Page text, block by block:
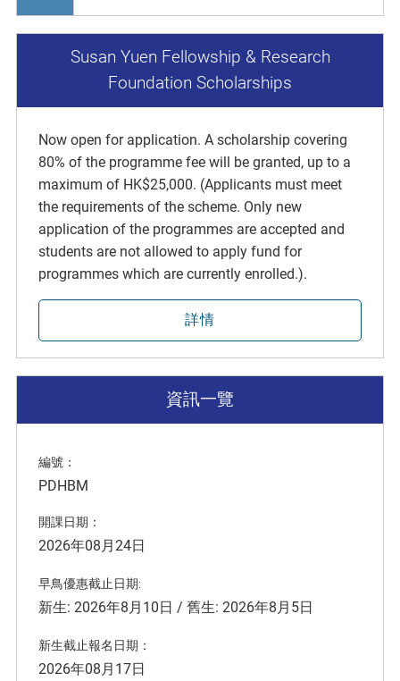
Susan Yuen Fellowship & Research
Foundation Scholarships
Now open for application. A scholarship covering
80% of the programme fee will be granted, up to a
maximum of HK$25,000. (Applicants must meet
the requirements of the scheme. Only new
application of the programmes are accepted and
students are not allowed to apply fund for
programmes which are currently enrolled.).
詳情
資訊一覽
編號：
PDHBM
開課日期：
2026年08月24日
早鳥優惠截止日期:
新生: 2026年8月10日 / 舊生: 2026年8月5日
新生截止報名日期：
2026年08月17日